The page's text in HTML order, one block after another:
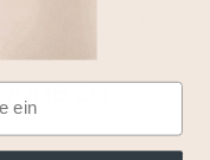
aus Seide
zu